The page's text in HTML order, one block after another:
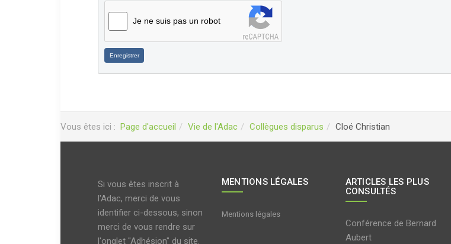
Je ne suis pas un robot
Enregistrer
Vous êtes ici : Page d'accueil Vie de l'Adac Collègues disparus Cloé Christian
Si vous êtes inscrit à
l'Adac, merci de vous
identifier ci-dessous, sinon
merci de vous rendre sur
l'onglet "Adhésion" du site.
MENTIONS LÉGALES
Mentions légales
ARTICLES LES PLUS
CONSULTÉS
Conférence de Bernard
Aubert